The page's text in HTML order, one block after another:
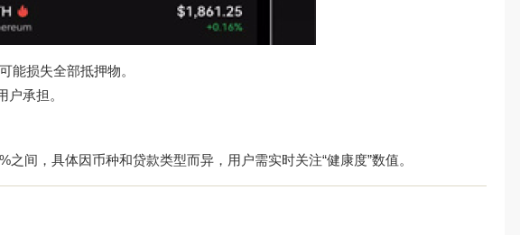
能损失全部抵押物。
户承担。
之间，具体因币种和贷款类型而异，用户需实时关注“健康度”数值。